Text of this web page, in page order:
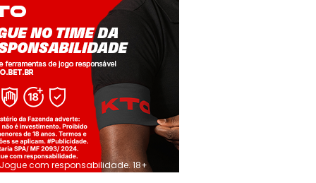
Jogue com responsabilidade. 18+